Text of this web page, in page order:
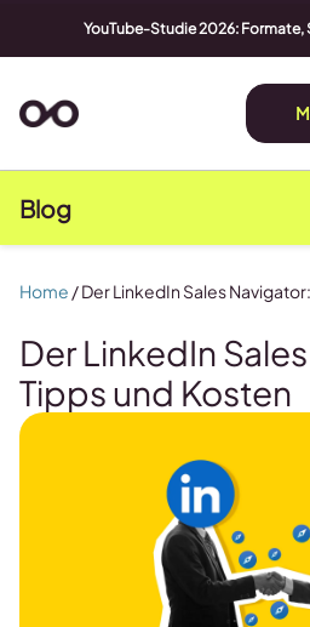
YouTube-Studie 2026:
Blog
Der LinkedIn
Tipps und Kosten
Home /Der LinkedIn Sales